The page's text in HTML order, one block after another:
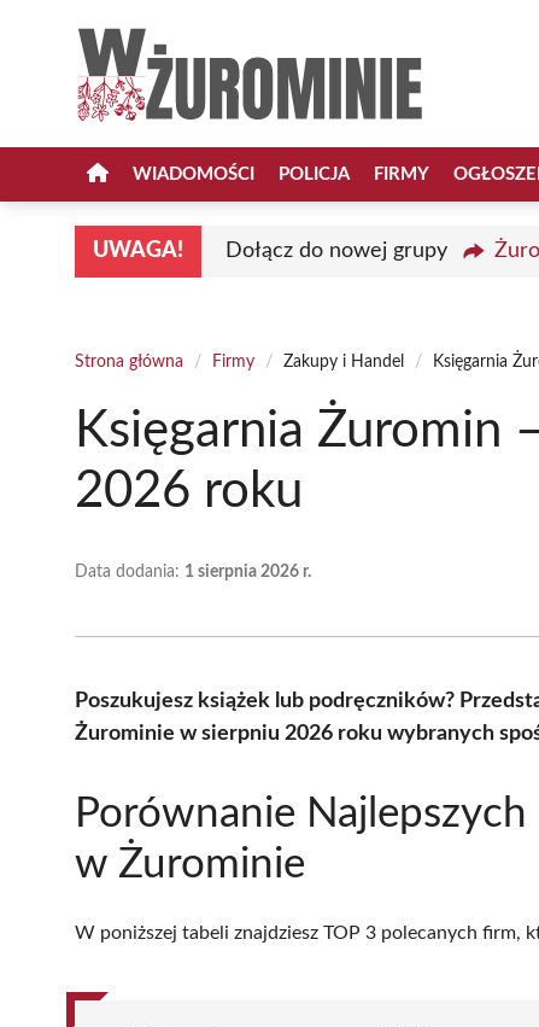
WIADOMOŚCI POLICJA FIRMY
UWAGA! Dołącz do nowej grupy
Strona główna / Firmy / Zakupy i Handel / Księgarnia
Księgarnia Żuromin
2026 roku
Data dodania: 1 sierpnia 2026 r.
Poszukujesz książek lub podręczników?
Żurominie w sierpniu 2026 roku wybranych
Porównanie
w Żurominie
W poniższej tabeli znajdziesz TOP 3 polecanych firm,